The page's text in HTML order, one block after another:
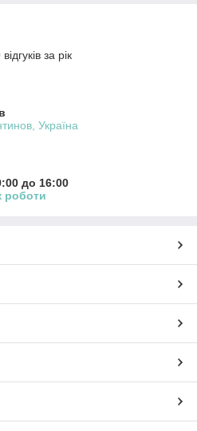
за рік
Україна
до 16:00
роботи